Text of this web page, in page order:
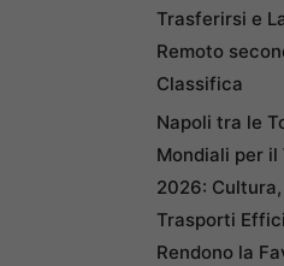
Trasferirsi e
Remoto
Classifica
Napoli tra le
Mondiali per
2026:
Trasporti
Rendono la